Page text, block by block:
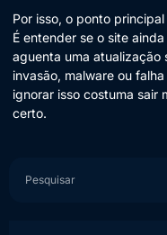
Por isso, o ponto
É entender se o site
aguenta uma atualização
invasão, malware ou
ignorar isso costuma sair
certo.